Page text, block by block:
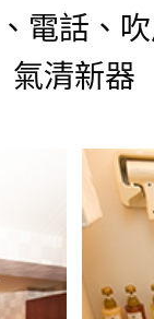
電話、
氣清新器